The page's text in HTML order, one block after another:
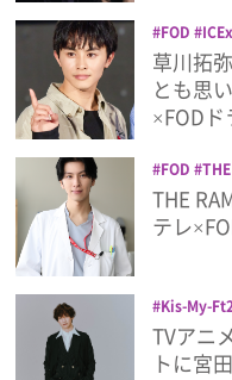
Emoメン
ランキング
Emo!miuとは？
免責事項
プライバシーポリシー
利用規約
FOD ICEx
ドラマ フ
いる
草川
草川拓
とも思
×FOD
FOD
川慎
顔の
THE
テレ
Kis-My-
レ フジテ
輩
TVアニ
トに宮